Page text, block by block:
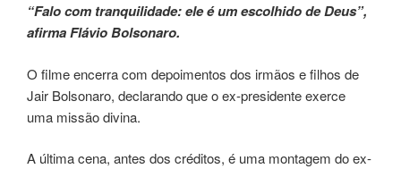
“Falo com tranquilidade: ele é um escolhido de Deus”,
afirma Flávio Bolsonaro.
O filme encerra com depoimentos dos irmãos e filhos de
Jair Bolsonaro, declarando que o ex-presidente exerce
uma missão divina.
A última cena, antes dos créditos, é uma montagem do ex-